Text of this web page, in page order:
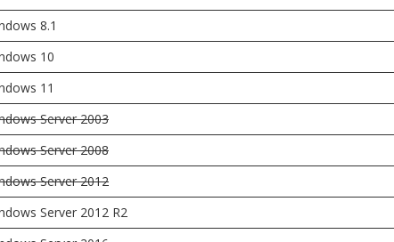
8.1
10
11
Server 2003
Server 2008
Server 2012
Server 2012 R2